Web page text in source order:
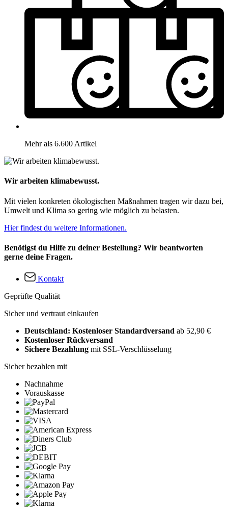
Mehr als 6.600 Artikel
Wir arbeiten klimabewusst.
Mit vielen konkreten ökologischen Maßnahmen tragen wir dazu bei,
Umwelt und Klima so gering wie möglich zu belasten.
Hier findest du weitere Informationen.
Benötigst du Hilfe zu deiner Bestellung? Wir beantworten
gerne deine Fragen.
Kontakt
Geprüfte Qualität
Sicher und vertraut einkaufen
Deutschland: Kostenloser Standardversand ab 52,90 €
Kostenloser Rückversand
Sichere Bezahlung mit SSL-Verschlüsselung
Sicher bezahlen mit
Nachnahme
Vorauskasse